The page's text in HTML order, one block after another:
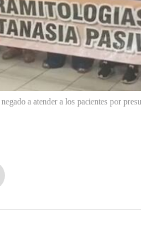
a atender a los pacientes por